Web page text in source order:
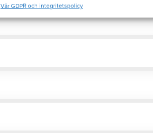
Vår GDPR och integritetspolicy